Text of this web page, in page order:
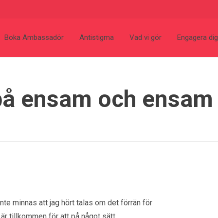
Boka Ambassadör Antistigma Vad vi gör Engagera dig
ensam och ensam
minnas att jag hört talas om det förrän för